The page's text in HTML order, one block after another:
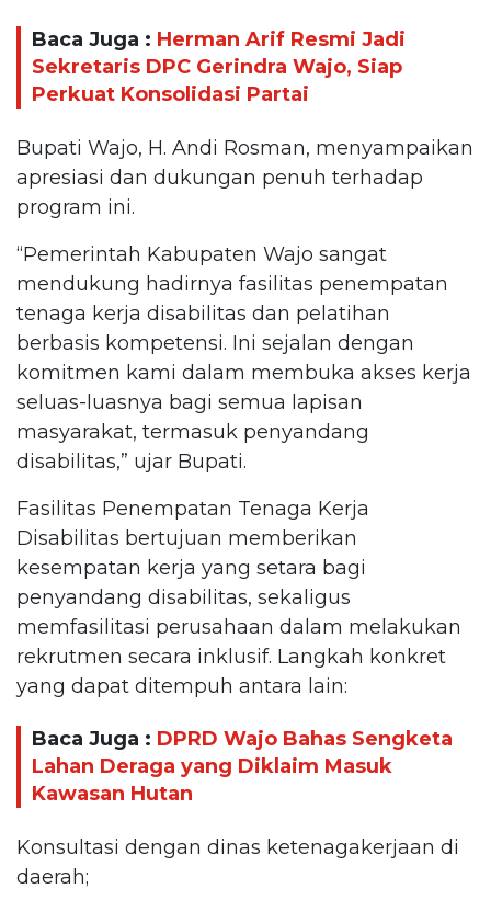
Baca Juga : Herman Arif Resmi Jadi
Sekretaris DPC Gerindra Wajo, Siap
Perkuat Konsolidasi Partai
Bupati Wajo, H. Andi Rosman, menyampaikan
apresiasi dan dukungan penuh terhadap
program ini.
“Pemerintah Kabupaten Wajo sangat
mendukung hadirnya fasilitas penempatan
tenaga kerja disabilitas dan pelatihan
berbasis kompetensi. Ini sejalan dengan
komitmen kami dalam membuka akses kerja
seluas-luasnya bagi semua lapisan
masyarakat, termasuk penyandang
disabilitas,” ujar Bupati.
Fasilitas Penempatan Tenaga Kerja
Disabilitas bertujuan memberikan
kesempatan kerja yang setara bagi
penyandang disabilitas, sekaligus
memfasilitasi perusahaan dalam melakukan
rekrutmen secara inklusif. Langkah konkret
yang dapat ditempuh antara lain:
Baca Juga : DPRD Wajo Bahas Sengketa
Lahan Deraga yang Diklaim Masuk
Kawasan Hutan
Konsultasi dengan dinas ketenagakerjaan di
daerah;